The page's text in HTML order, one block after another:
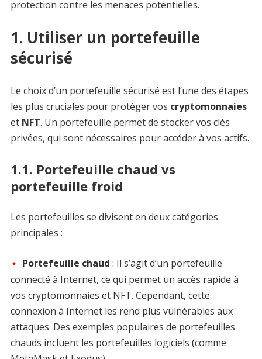
protection contre les menaces potentielles.
1. Utiliser un portefeuille
sécurisé
Le choix d’un portefeuille sécurisé est l’une des étapes
les plus cruciales pour protéger vos cryptomonnaies
et NFT. Un portefeuille permet de stocker vos clés
privées, qui sont nécessaires pour accéder à vos actifs.
1.1. Portefeuille chaud vs
portefeuille froid
Les portefeuilles se divisent en deux catégories
principales :
Portefeuille chaud : Il s’agit d’un portefeuille
connecté à Internet, ce qui permet un accès rapide à
vos cryptomonnaies et NFT. Cependant, cette
connexion à Internet les rend plus vulnérables aux
attaques. Des exemples populaires de portefeuilles
chauds incluent les portefeuilles logiciels (comme